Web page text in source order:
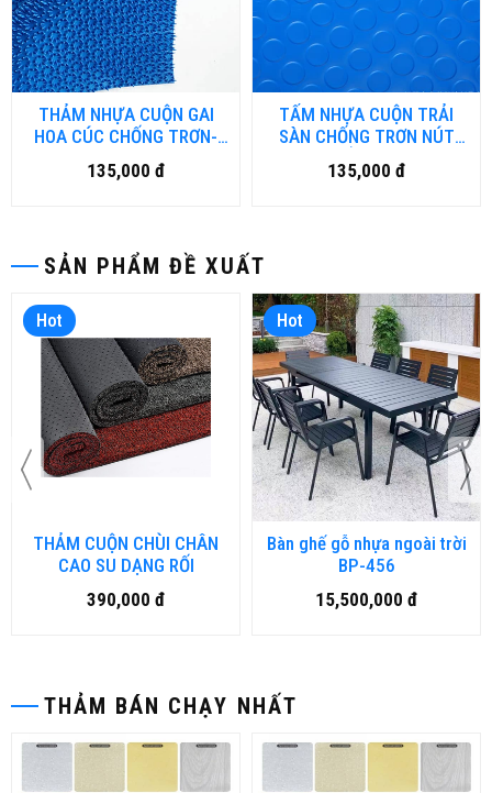
SẢN PHẨM ĐỀ XUẤT
Hot
THẢM CUỘN CHÙI CHÂN
CAO SU DẠNG RỐI
390,000 đ
Hot
Bàn ghế gỗ nhựa ngoài trời
BP-456
15,500,000 đ
THẢM BÁN CHẠY NHẤT
THẢM NHỰA CUỘN GAI
HOA CÚC CHỐNG TRƠN-
HCM.DN
135,000 đ
TẤM NHỰA CUỘN TRẢI
SÀN CHỐNG TRƠN NÚT
TRÒN KHỔ 1.2M x 18M -
HCM.DN-01
135,000 đ